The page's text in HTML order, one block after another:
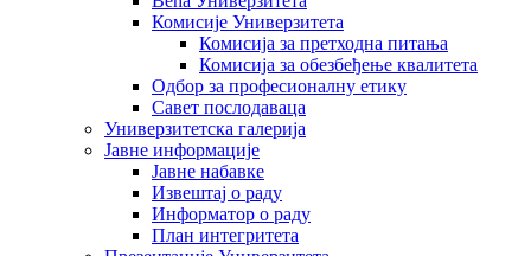
Комисије Универзитета
Комисија за претходна питања
Комисија за обезбеђење квалитета
Одбор за професионалну етику
Савет послодаваца
Универзитетска галерија
Јавне информације
Јавне набавке
Извештај о раду
Информатор о раду
План интегритета